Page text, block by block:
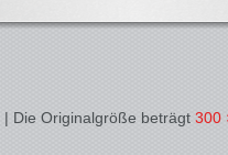
| Die Originalgröße beträgt 300